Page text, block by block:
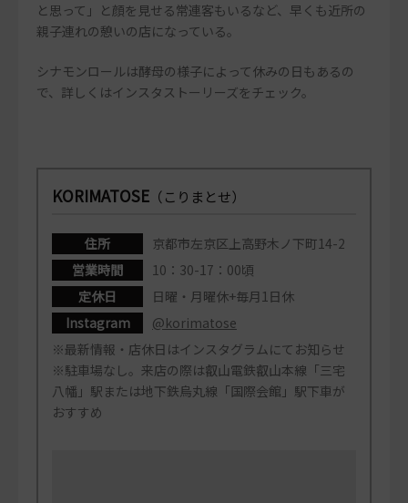
と思って」と顔を見せる常連客もいるなど、早くも近所の
親子連れの憩いの店になっている。
シナモンロールは酵母の様子によって休みの日もあるの
で、詳しくはインスタストーリーズをチェック。
KORIMATOSE （こりまとせ）
住所
京都市左京区上高野木ノ下町14-2
営業時間
10：30-17：00頃
定休日
日曜・月曜休+毎月1日休
Instagram
@korimatose
※最新情報・店休日はインスタグラムにてお知らせ
※駐車場なし。来店の際は叡山電鉄叡山本線「三宅
八幡」駅または地下鉄烏丸線「国際会館」駅下車が
おすすめ